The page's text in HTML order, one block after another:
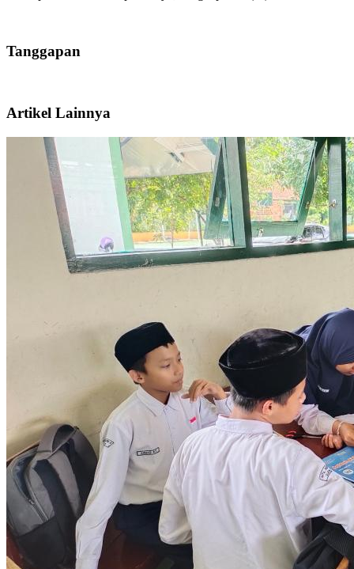
Tanggapan
Artikel Lainnya